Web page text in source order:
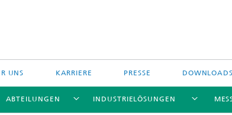
UNS KARRIERE PRESSE DOWNLOADS
ABTEILUNGEN INDUSTRIELÖSUNGEN